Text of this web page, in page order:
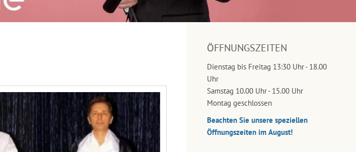
ÖFFNUNGSZEITEN
Dienstag bis Freitag 13:30 Uhr - 18.00
Uhr
Samstag 10.00 Uhr - 15.00 Uhr
Montag geschlossen
Beachten Sie unsere speziellen
Öffnungszeiten im August!